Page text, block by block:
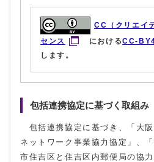
CC（クリエイ
センス
におけるCC-
します。
包括連携協定に基づく取組み
包括連携協定に基づき、「大
ネットワーク事業協力協定」、
市住吉区と住吉区内郵便局の協